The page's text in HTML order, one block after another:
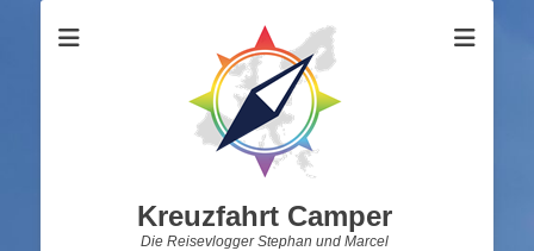
Kreuzfahrt Camper
Die Reisevlogger Stephan und Marcel